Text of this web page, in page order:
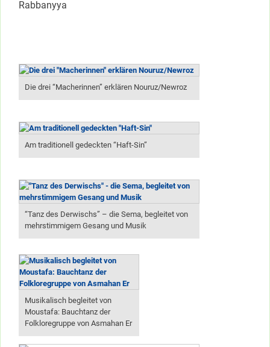
Rabbanyya
Die drei “Macherinnen” erklären Nouruz/Newroz
Am traditionell gedeckten “Haft-Sin”
“Tanz des Derwischs” – die Sema, begleitet von
mehrstimmigem Gesang und Musik
Musikalisch begleitet von
Moustafa: Bauchtanz der
Folkloregruppe von Asmahan Er